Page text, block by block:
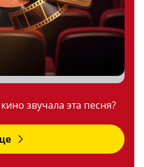
звучала эта песня?